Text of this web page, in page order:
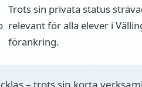
Trots sin privata status
relevant för alla elever i
förankring.